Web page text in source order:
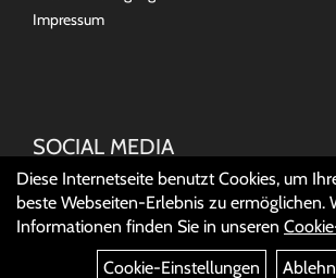
Impressum
SOCIAL MEDIA
Diese Internetseite benutzt Cookies, um
beste Webseiten-Erlebnis zu ermöglichen.
Informationen finden Sie in unseren
Cookie-Einstellungen